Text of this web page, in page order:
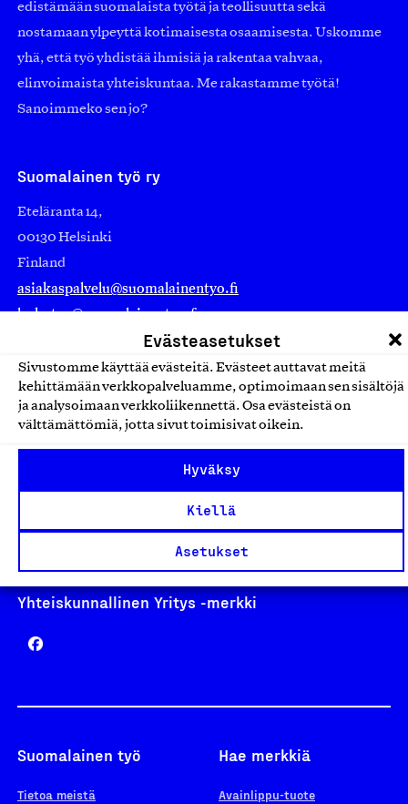
Evästeasetukset
Sivustomme käyttää evästeitä. Evästeet auttavat meitä
kehittämään verkkopalveluamme, optimoimaan sen sisältöjä
ja analysoimaan verkkoliikennettä. Osa evästeistä on
välttämättömiä, jotta sivut toimisivat oikein.
Hyväksy
Kiellä
Asetukset
edistämään suomalaista työtä ja teollisuutta sekä
nostamaan ylpeyttä kotimaisesta osaamisesta. Uskomme
yhä, että työ yhdistää ihmisiä ja rakentaa vahvaa,
elinvoimaista yhteiskuntaa. Me rakastamme työtä!
Sanoimmeko sen jo?
Suomalainen työ ry
Eteläranta 14,
00130 Helsinki
Finland
asiakaspalvelu@suomalainentyo.fi
laskutus@suomalainentyo.fi
Avainlippu
Yhteiskunnallinen Yritys -merkki
Suomalainen työ
Tietoa meistä
Hae merkkiä
Avainlippu-tuote